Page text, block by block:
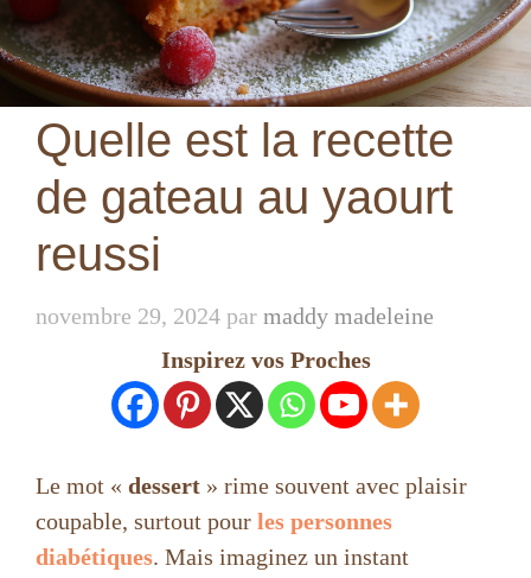
Quelle est la recette
de gateau au yaourt
reussi
novembre 29, 2024 par maddy madeleine
Inspirez vos Proches
Le mot « dessert » rime souvent avec plaisir
coupable, surtout pour les personnes
diabétiques. Mais imaginez un instant